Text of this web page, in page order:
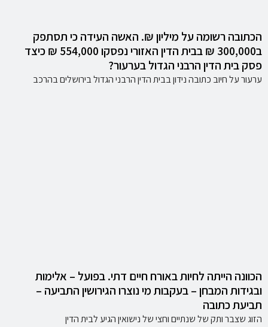
הכתובה רשומה על מיליון ₪. האשה העידה כי תסתפק
ב300,000 ₪ בבית הדין האזורי נפסקו 554,000 ₪ כיצד
פסק בית הדין הרבני הגדול בערעור?
ערעור על חיוב כתובה נידון בבית הדין הרבני הגדול בירושלים בהרכב
הכוונה הייתה לחיות באורח חיים דתי. בפועל – אלימות
ובגידות המבחן – בעקבות מי נוצרו הגירושין התביעה –
תביעת כתובה
הזוג שצבר ותק של שנתיים וחצי של נישואין הגיע לבית הדין